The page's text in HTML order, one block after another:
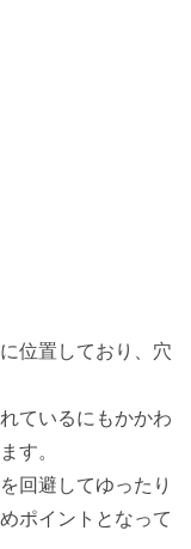
位置しており、穴
ているにもかかわ
す。
回避してゆったり
ポイントとなって